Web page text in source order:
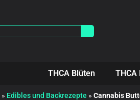
THCA Blüten THCA
» Edibles und Backrezepte » Cannabis